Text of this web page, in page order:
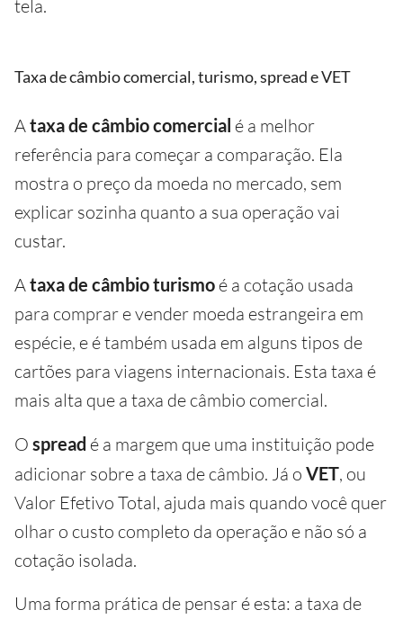
tela.
Taxa de câmbio comercial, turismo, spread e VET
Ataxa de câmbio comercial é a melhor
referência para começar a comparação. Ela
mostra o preço da moeda no mercado, sem
explicar sozinha quanto a sua operação vai
custar.
Ataxa de câmbio turismo é a cotação usada
para comprar e vender moeda estrangeira em
espécie, e é também usada em alguns tipos de
cartões para viagens internacionais. Esta taxa é
mais alta que a taxa de câmbio comercial.
O spread é a margem que uma instituição pode
adicionar sobre a taxa de câmbio. Já o VET, ou
Valor Efetivo Total, ajuda mais quando você quer
olhar o custo completo da operação e não só a
cotação isolada.
Uma forma prática de pensar é esta: a taxa de